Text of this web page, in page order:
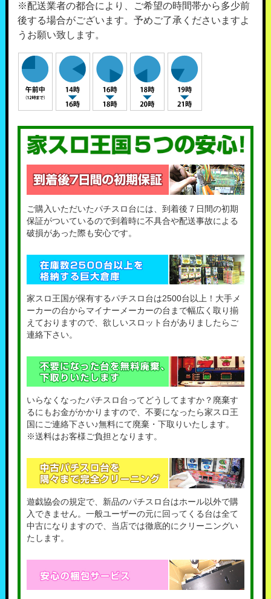
※配送業者の都合により、ご希望の時間帯から多少前
後する場合がございます。予めご了承くださいますよ
うお願い致します。
ご購入いただいたパチスロ台には、到着後７日間の初期
保証がついているので到着時に不具合や配送事故による
破損があった際も安心です。
家スロ王国が保有するパチスロ台は2500台以上！大手メ
ーカーの台からマイナーメーカーの台まで幅広く取り揃
えておりますので、欲しいスロット台がありましたらご
連絡下さい。
いらなくなったパチスロ台ってどうしてますか？廃棄す
るにもお金がかかりますので、不要になったら家スロ王
国にご連絡下さい♪無料にて廃棄・下取りいたします。
※送料はお客様ご負担となります。
遊戯協会の規定で、新品のパチスロ台はホール以外で購
入できません。一般ユーザーの元に回ってくる台は全て
中古になりますので、当店では徹底的にクリーニングい
たします。